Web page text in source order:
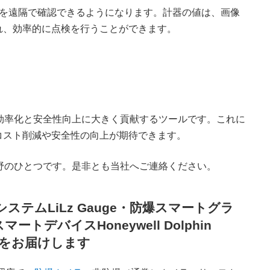
隔で確認できるようになります。計器の値は、画像
効率的に点検を行うことができます。
化と安全性向上に大きく貢献するツールです。これに
ト削減や安全性の向上が期待できます。
ひとつです。是非とも当社へご連絡ください。
ステムLiLz Gauge・防爆スマートグラ
ートデバイスHoneywell Dolphin
お届けします